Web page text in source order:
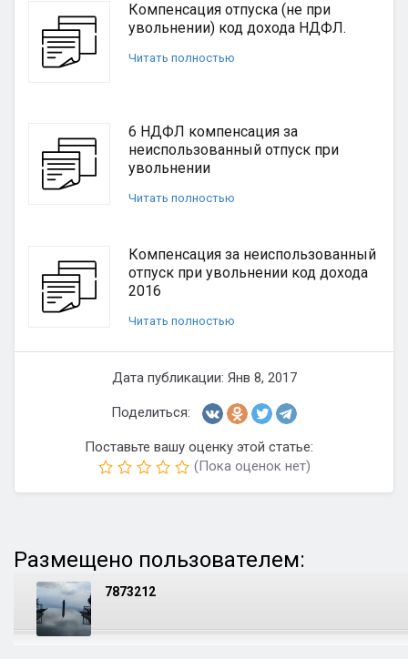
Компенсация отпуска (не при
увольнении) код дохода НДФЛ.
Читать полностью
6 НДФЛ компенсация за
неиспользованный отпуск при
увольнении
Читать полностью
Компенсация за неиспользованный
отпуск при увольнении код дохода
2016
Читать полностью
Дата публикации: Янв 8, 2017
Поделиться:
Поставьте вашу оценку этой статье:
(Пока оценок нет)
Размещено пользователем:
7873212